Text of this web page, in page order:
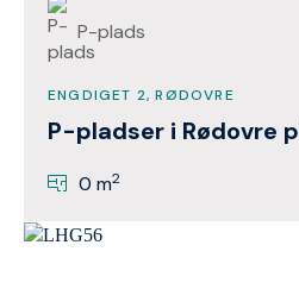
P-plads
ENGDIGET 2, RØDOVRE
P-pladser i Rødovre
0 m2